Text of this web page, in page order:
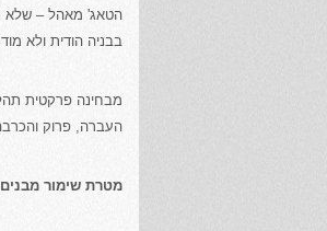
הטאג' מאהל – שלא
בבניה הודית ולא
מבחינה פרקטית
העברה, פרוק
מטרת שימור מבנים